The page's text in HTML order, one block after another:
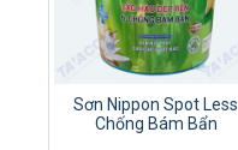
Sơn Nippon Spot Less
Chống Bám Bẩn